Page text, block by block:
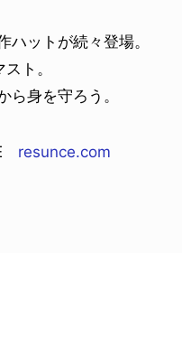
ハットが続々登場。
ト。
身を守ろう。
resunce.com